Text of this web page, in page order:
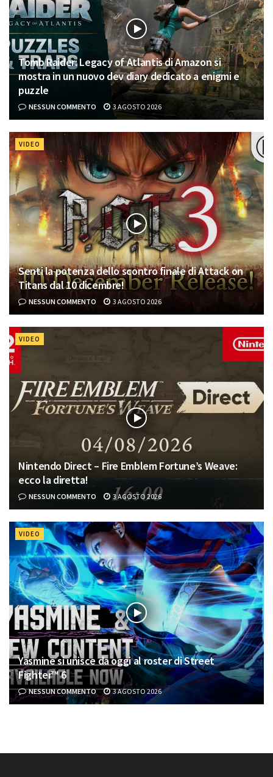
Tomb Raider: Legacy of Atlantis di Amazon si
mostra in un nuovo dev diary dedicato a enigmi e
puzzle
NESSUN COMMENTO 3 AGOSTO 2026
VIDEO
Senti la potenza dello scontro finale di Attack on
Titans dal 10 dicembre!
NESSUN COMMENTO 3 AGOSTO 2026
VIDEO
Nintendo Direct – Fire Emblem Fortune’s Weave:
ecco la diretta!
NESSUN COMMENTO 3 AGOSTO 2026
VIDEO
Yasmine si unisce da oggi al roster di Street
Fighter™ 6
NESSUN COMMENTO 3 AGOSTO 2026